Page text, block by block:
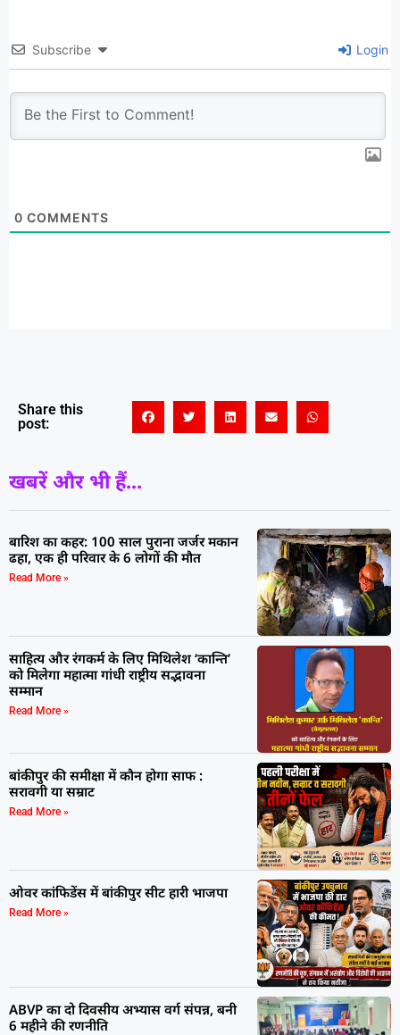
Subscribe Login
0 COMMENTS
Share this
post:
खबरें और भी हैं...
बारिश का कहर: 100 साल पुराना जर्जर मकान
ढहा, एक ही परिवार के 6 लोगों की मौत
Read More »
साहित्य और रंगकर्म के लिए मिथिलेश ‘कान्ति’
को मिलेगा महात्मा गांधी राष्ट्रीय सद्भावना
सम्मान
Read More »
बांकीपुर की समीक्षा में कौन होगा साफ :
सरावगी या सम्राट
Read More »
ओवर कांफिडेंस में बांकीपुर सीट हारी भाजपा
Read More »
ABVP का दो दिवसीय अभ्यास वर्ग संपन्न, बनी
6 महीने की रणनीति